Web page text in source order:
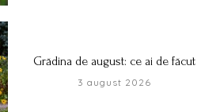
Grădina de august: ce ai de făcut
3 august 2026